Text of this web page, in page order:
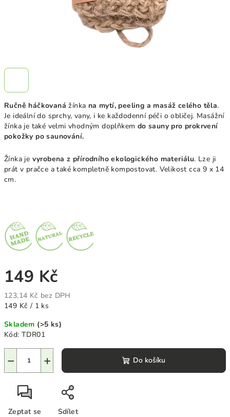
Ručně háčkovaná žínka na mytí, peeling a masáž celého těla.
Je ideální do sprchy, vany, i ke každodenní péči o obličej. Masážní
žínka je také velmi vhodným doplňkem do sauny pro prokrvení
pokožky po saunování.
Žínka je vyrobena z přírodního ekologického materiálu. Lze ji
prát v pračce a také kompletně kompostovat. Velikost cca 9 x 14
cm.
149 Kč
123,14 Kč bez DPH
Měrná
149 Kč / 1 ks
Skladem (>5 ks)
Kód: TDR01
+
− Do košíku
Zeptat se Sdílet